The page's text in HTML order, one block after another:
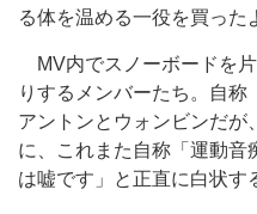
る体を温める一役を買った
MV内でスノーボードを
りするメンバーたち。自
アントンとウォンビンだが
に、これまた自称「運動音
は嘘です」と正直に白状す